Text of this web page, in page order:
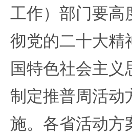
工作）部门要高
彻党的二十大精
国特色社会主义
制定推普周活动
施。各省活动方